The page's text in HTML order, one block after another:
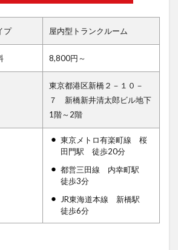
プ 屋内型トランクルーム
8,800円～
東京都港区新橋２－１０－
７ 新橋新井清太郎ビル地下
1階～2階
東京メトロ有楽町線 桜
田門駅 徒歩20分
都営三田線 内幸町駅
徒歩3分
JR東海道本線 新橋駅
徒歩6分